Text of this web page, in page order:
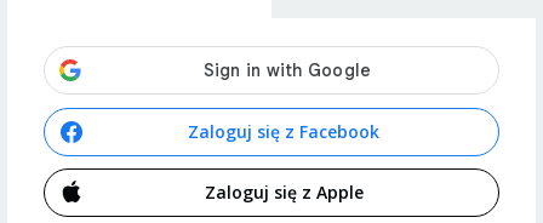
Zaloguj się z Facebook
Zaloguj się z Apple